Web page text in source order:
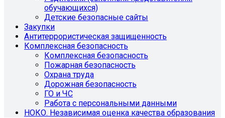
обучающихся)
Детские безопасные сайты
Закупки
Антитеррористическая защищенность
Комплексная безопасность
Комплексная безопасность
Пожарная безопасность
Охрана труда
Дорожная безопасность
ГО и ЧС
Работа с персональными данными
НОКО. Независимая оценка качества образования